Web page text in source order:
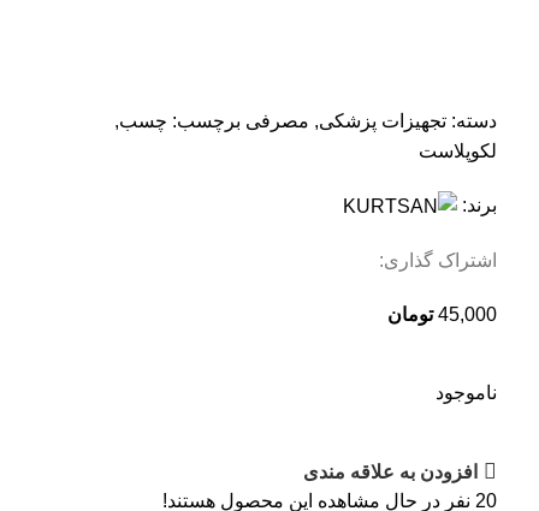
دسته: تجهیزات پزشکی, مصرفی برچسب: چسب,
لکوپلاست
برند:
اشتراک گذاری:
45,000 تومان
ناموجود
افزودن به علاقه مندی
20 نفر در حال مشاهده این محصول هستند!